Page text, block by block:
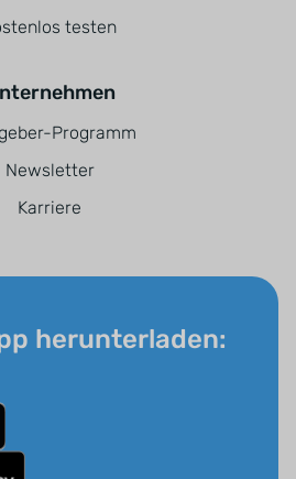
testen
Programm
Newsletter
Karriere
herunterladen: